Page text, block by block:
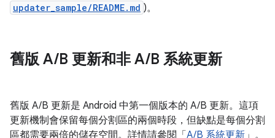
updater_sample/README.md )。
舊版 A/B 更新和非 A/B 系統更新
舊版 A/B 更新是 Android 中第一個版本的 A/B 更新。這項
更新機制會保留每個分割區的兩個時段，但缺點是每個分割
區都需要兩倍的儲存空間。詳情請參閱「 A/B 系統更新」。